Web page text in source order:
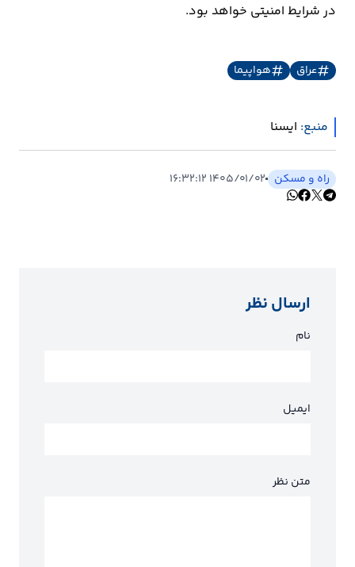
نوتیف
در شرایط امنیتی خواهد بود.
عراق هواپیما
منبع: ايسنا
راه و مسکن ۱۴۰۵/۰۱/۰۲ ۱۶:۳۲:۱۲
ارسال نظر
نام
ایمیل
متن نظر